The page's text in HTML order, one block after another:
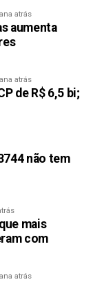
atrás
aumenta
atrás
de R$ 6,5 bi;
não tem
mais
com
atrás